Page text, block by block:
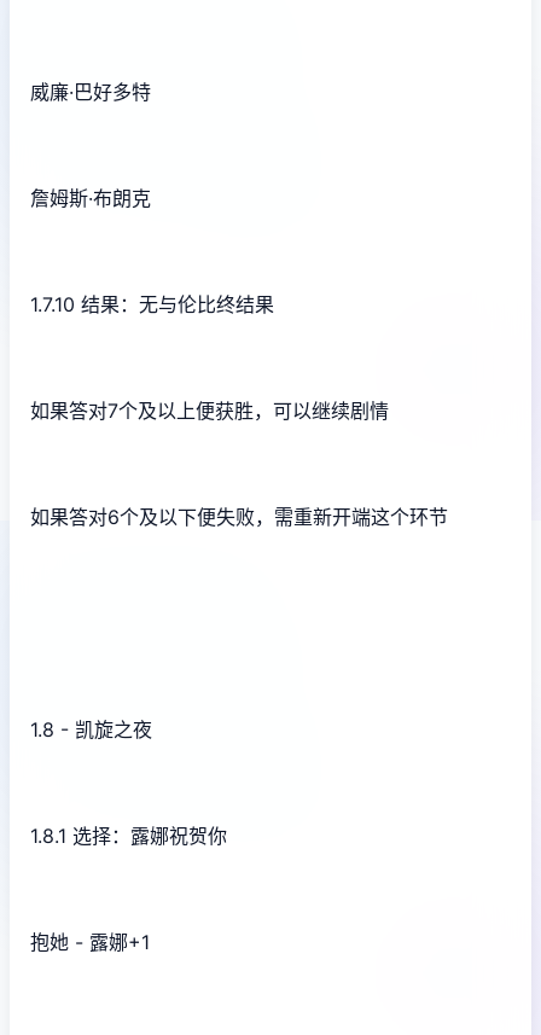
威廉·巴好多特
詹姆斯·布朗克
1.7.10 结果：无与伦比终结果
如果答对7个及以上便获胜，可以继续剧情
如果答对6个及以下便失败，需重新开端这个环节
1.8 - 凯旋之夜
1.8.1 选择：露娜祝贺你
抱她 - 露娜+1